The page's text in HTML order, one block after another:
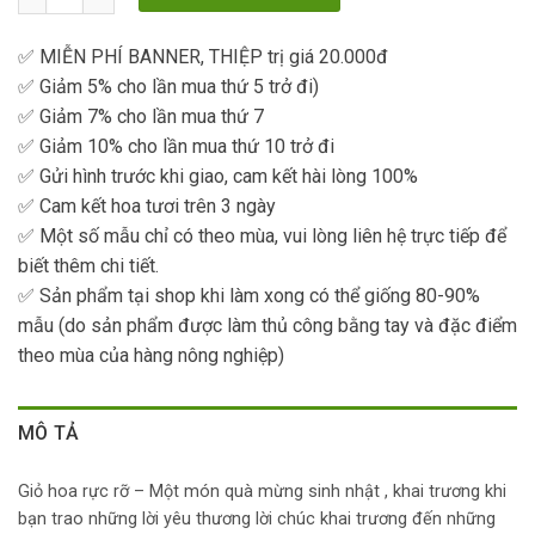
✅ MIỄN PHÍ BANNER, THIỆP trị giá 20.000đ
✅ Giảm 5% cho lần mua thứ 5 trở đi)
✅ Giảm 7% cho lần mua thứ 7
✅ Giảm 10% cho lần mua thứ 10 trở đi
✅ Gửi hình trước khi giao, cam kết hài lòng 100%
✅ Cam kết hoa tươi trên 3 ngày
✅ Một số mẫu chỉ có theo mùa, vui lòng liên hệ trực tiếp để
biết thêm chi tiết.
✅ Sản phẩm tại shop khi làm xong có thể giống 80-90%
mẫu (do sản phẩm được làm thủ công bằng tay và đặc điểm
theo mùa của hàng nông nghiệp)
MÔ TẢ
Giỏ hoa rực rỡ – Một món quà mừng sinh nhật , khai trương khi
bạn trao những lời yêu thương lời chúc khai trương đến những